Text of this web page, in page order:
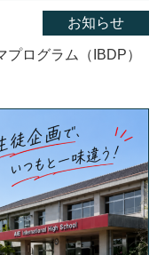
お知らせ
ログラム（IBDP）